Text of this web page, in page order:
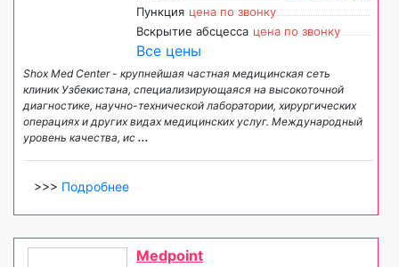
Пункция цена по звонку
Вскрытие абсцесса цена по звонку
Все цены
Shox Med Center - крупнейшая частная медицинская сеть
клиник Узбекистана, специализирующаяся на высокоточной
диагностике, научно-технической лаборатории, хирургических
операциях и других видах медицинских услуг. Международный
уровень качества, ис ...
>>> Подробнее
Medpoint